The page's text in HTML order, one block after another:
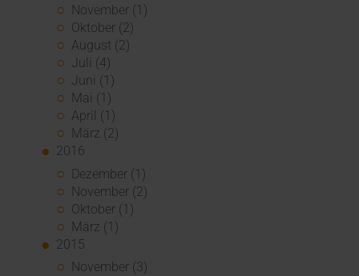
November (1)
Oktober (2)
August (2)
Juli (4)
Juni (1)
Mai (1)
April (1)
März (2)
2016
Dezember (1)
November (2)
Oktober (1)
März (1)
2015
November (3)